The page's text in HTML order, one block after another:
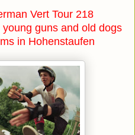
Vert Tour 218
guns and old dogs
in Hohenstaufen